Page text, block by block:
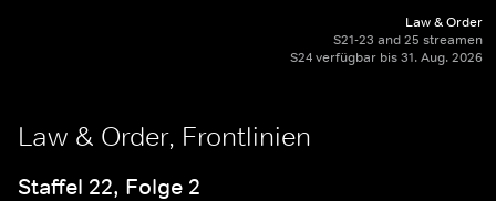
Law & Order
S21-23 and 25 streamen
S24 verfügbar bis 31. Aug. 2026
Law & Order, Frontlinien
Staffel 22, Folge 2